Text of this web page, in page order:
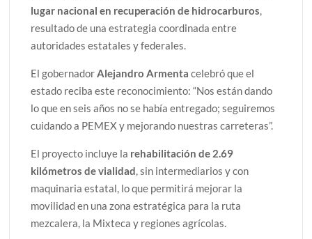
lugar nacional en recuperación de hidrocarburos,
resultado de una estrategia coordinada entre
autoridades estatales y federales.
El gobernadorAlejandro Armenta celebró que el
estado reciba este reconocimiento: “Nos están dando
lo que en seis años no se había entregado; seguiremos
cuidando a PEMEX y mejorando nuestras carreteras”.
El proyecto incluye la rehabilitación de 2.69
kilómetros de vialidad, sin intermediarios y con
maquinaria estatal, lo que permitirá mejorar la
movilidad en una zona estratégica para la ruta
mezcalera, la Mixteca y regiones agrícolas.